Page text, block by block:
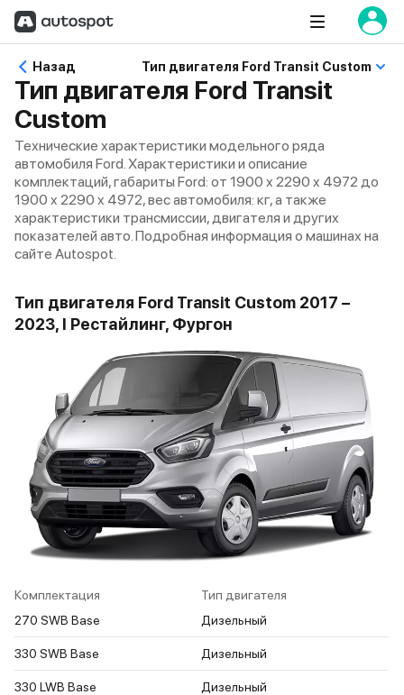
Назад Тип двигателя Ford Transit Custom
Тип двигателя Ford Transit
Custom
Технические характеристики модельного ряда
автомобиля Ford. Характеристики и описание
комплектаций, габариты Ford: от 1900 x 2290 x 4972 до
1900 x 2290 x 4972, вес автомобиля: кг, а также
характеристики трансмиссии, двигателя и других
показателей авто. Подробная информация о машинах на
сайте Autospot.
Тип двигателя Ford Transit Custom 2017 –
2023, I Рестайлинг, Фургон
Комплектация
Тип двигателя
270 SWB Base
Дизельный
330 SWB Base Дизельный
330 LWB Base Дизельный